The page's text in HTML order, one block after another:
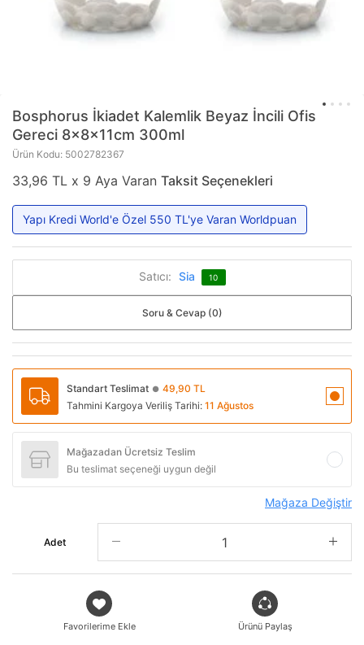
Bosphorus İkiadet Kalemlik Beyaz İncili Ofis
Gereci 8x8x11cm 300ml
Ürün Kodu: 5002782367
33,96 TL x 9 Aya Varan Taksit Seçenekleri
Yapı Kredi World'e Özel 550 TL'ye Varan Worldpuan
Satıcı: Sia 10
Soru & Cevap (0)
Standart Teslimat ● 49,90 TL
Tahmini Kargoya Veriliş Tarihi: 11 Ağustos
Mağazadan Ücretsiz Teslim
Bu teslimat seçeneği uygun değil
Mağaza Değiştir
Adet
Favorilerime Ekle Ürünü Paylaş